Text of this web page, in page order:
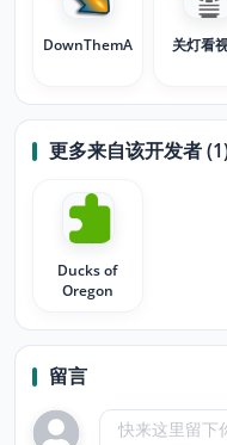
DownThemAll! 关灯看
更多来自该开发者
Ducks of
Oregon
留言